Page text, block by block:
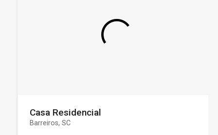
Casa Residencial
Barreiros, SC